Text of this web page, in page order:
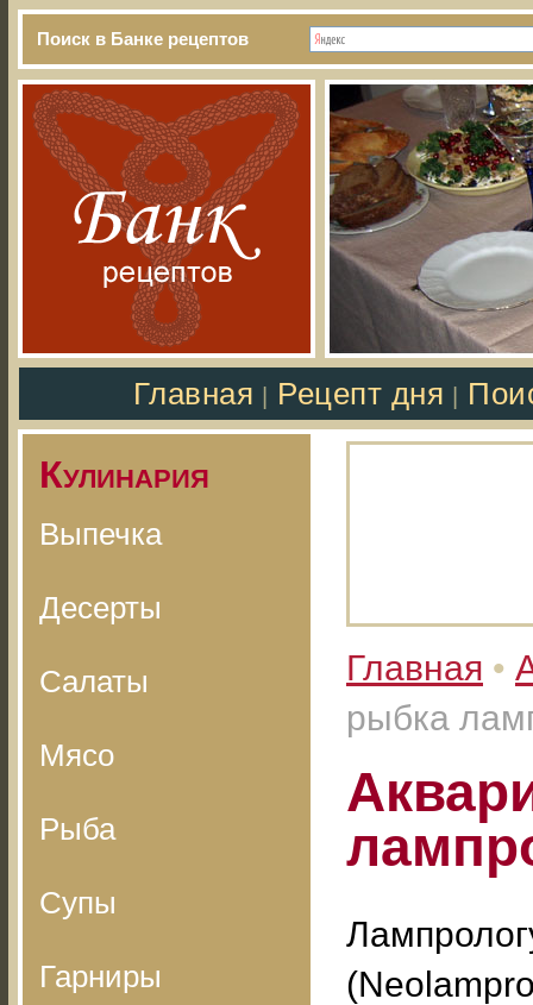
Поиск в Банке рецептов
Главная Рецепт дня
Кулинария
Выпечка
Десерты
Салаты
Мясо
Рыба
Супы
Гарниры
Главная •
рыбка